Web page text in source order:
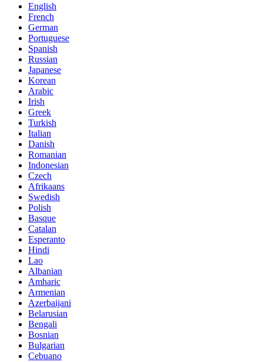
English
French
German
Portuguese
Spanish
Russian
Japanese
Korean
Arabic
Irish
Greek
Turkish
Italian
Danish
Romanian
Indonesian
Czech
Afrikaans
Swedish
Polish
Basque
Catalan
Esperanto
Hindi
Lao
Albanian
Amharic
Armenian
Azerbaijani
Belarusian
Bengali
Bosnian
Bulgarian
Cebuano